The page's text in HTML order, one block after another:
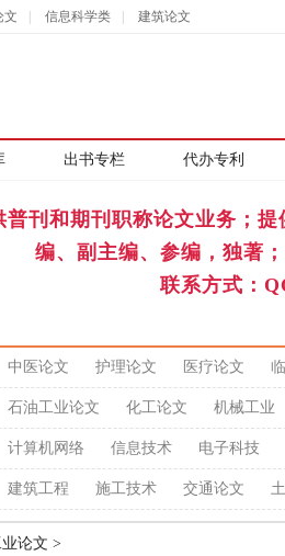
文 信息科学类 建筑论文
出书专栏 代办专利
普刊和期刊职称论文业务；
编、副主编、参编，独著
联系方式：
中医论文 护理论文 医疗论文
石油工业论文 化工论文 机械工业
计算机网络 信息技术 电子科技
建筑工程 施工技术 交通论文
论文 >